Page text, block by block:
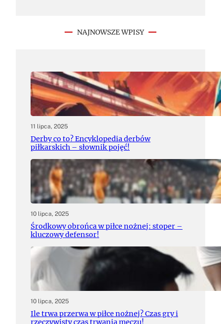
NAJNOWSZE WPISY
11 lipca, 2025
Derby co to? Encyklopedia derbów
piłkarskich – słownik pojęć!
10 lipca, 2025
Środkowy obrońca w piłce nożnej: stoper –
kluczowy defensor!
10 lipca, 2025
Ile trwa przerwa w piłce nożnej? Czas gry i
rzeczywisty czas trwania meczu!